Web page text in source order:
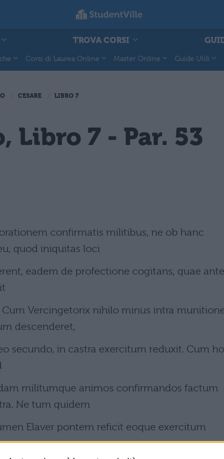
TROVA CORSI
Corsi di Laurea Online Master Online Guide Utili
CESARE LIBRO 7
Libro 7 - Par. 53
confirmatis militibus, ne ob hanc
quod iniquitas loci
eadem de profectione cogitans, quae ante
Vercingetorix nihilo minus intra
descenderet,
secundo, in castra exercitum reduxit. Cum
militumque animos confirmandos factum
Ne tum quidem
Elaver pontem reficit eoque exercitum